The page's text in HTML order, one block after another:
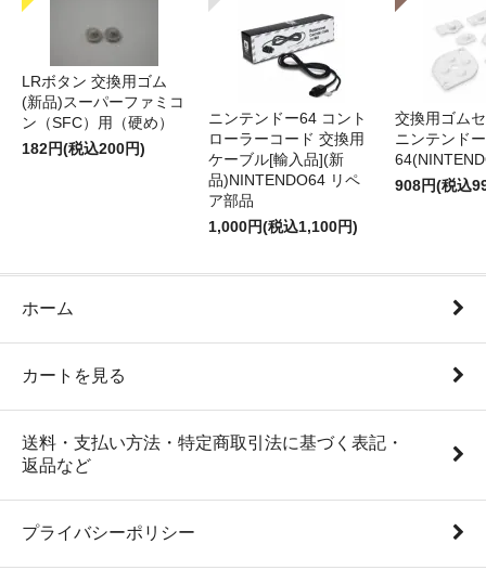
LRボタン 交換用ゴム
(新品)スーパーファミコ
ン（SFC）用（硬め）
182円(税込200円)
ニンテンドー64 コント
ローラーコード 交換用
ケーブル[輸入品](新
品)NINTENDO64 リペ
ア部品
1,000円(税込1,100円)
交換用ゴム
ニンテンドー
908円(税込
ホーム
カートを見る
送料・支払い方法・特定商取引法に基づく表記・
返品など
プライバシーポリシー